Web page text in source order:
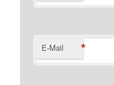
E-Mail *